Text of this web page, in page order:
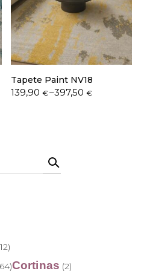
Privacidade
Tapete Paint NV18
139,90 €–397,50 €
Price
Cortinas (2)